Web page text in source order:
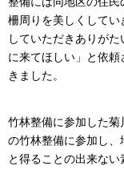
柵周りを美しくして
していただきありが
に来てほしい」と依
きました。
竹林整備に参加した
の竹林整備に参加し
と得ることの出来ない